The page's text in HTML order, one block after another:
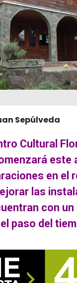
Sepúlveda
Cultural
este
en el
las
con un
paso del